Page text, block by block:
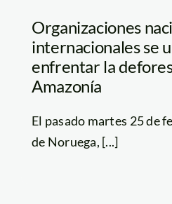
Organizaciones
internacionales se
enfrentar la
Amazonía
El pasado martes 25 de
de Noruega, [...]